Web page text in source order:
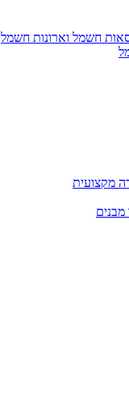
חשמל וארונות חשמל
מקצועית
מבנים